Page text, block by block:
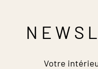
Votre